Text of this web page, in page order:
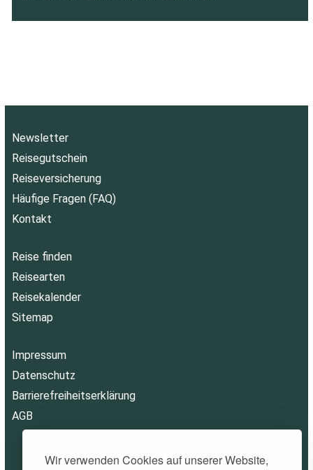
Wir verwenden Cookies auf unserer Website,
Newsletter
Reisegutschein
Reiseversicherung
Häufige Fragen (FAQ)
Kontakt
Reise finden
Reisearten
Reisekalender
Sitemap
Impressum
Datenschutz
Barrierefreiheitserklärung
AGB